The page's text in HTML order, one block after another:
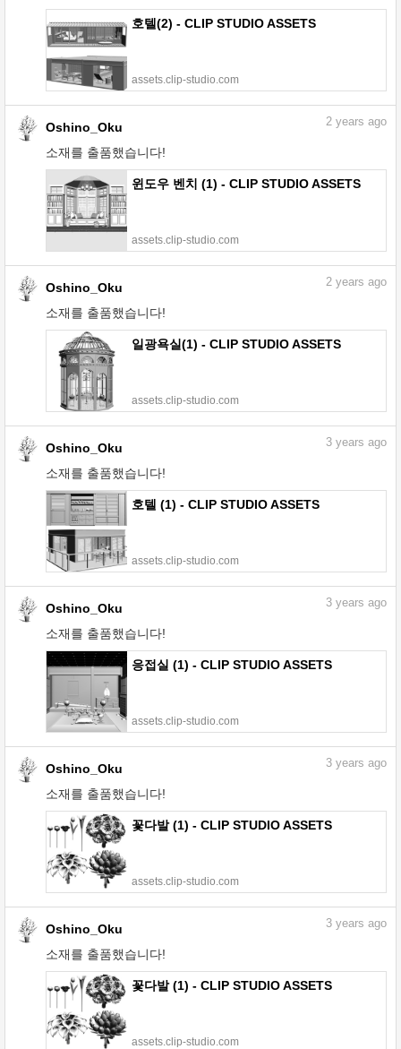
호텔(2) - CLIP STUDIO ASSETS
assets.clip-studio.com
Oshino_Oku
소재를 출품했습니다!
2 years ago
윈도우 벤치 (1) - CLIP STUDIO ASSETS
assets.clip-studio.com
Oshino_Oku
소재를 출품했습니다!
2 years ago
일광욕실(1) - CLIP STUDIO ASSETS
assets.clip-studio.com
Oshino_Oku
소재를 출품했습니다!
3 years ago
호텔 (1) - CLIP STUDIO ASSETS
assets.clip-studio.com
Oshino_Oku
소재를 출품했습니다!
3 years ago
응접실 (1) - CLIP STUDIO ASSETS
assets.clip-studio.com
Oshino_Oku
소재를 출품했습니다!
3 years ago
꽃다발 (1) - CLIP STUDIO ASSETS
assets.clip-studio.com
Oshino_Oku
소재를 출품했습니다!
3 years ago
꽃다발 (1) - CLIP STUDIO ASSETS
assets.clip-studio.com